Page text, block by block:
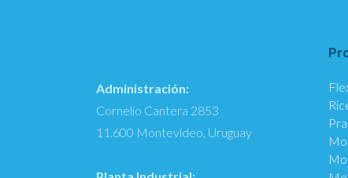
Administración:
Cornelio Cantera 2853
11.600 Montevideo, Uruguay